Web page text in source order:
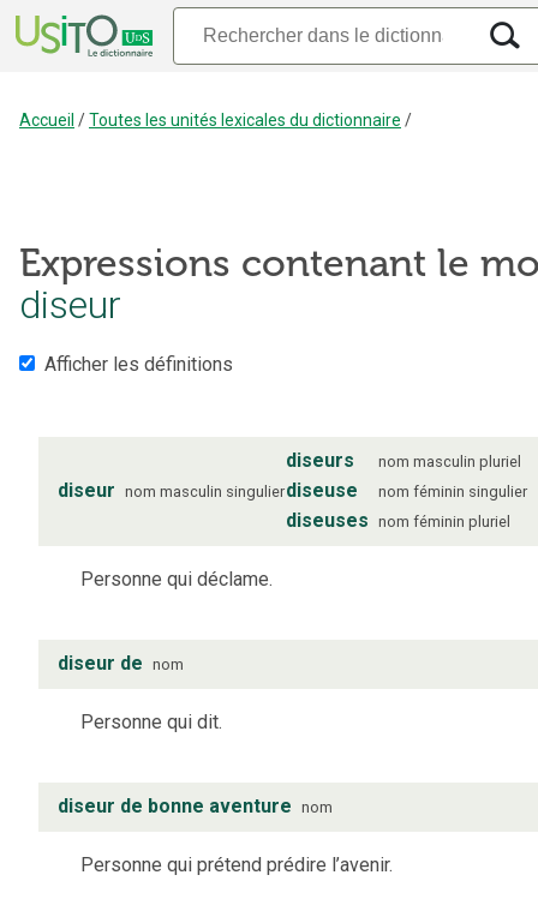
Accueil /Toutes les unités lexicales du dictionnaire /
Expressions contenant le
diseur
Afficher les définitions
diseur nom masculin singulier
diseurs nom masculin pluriel
diseuse nom féminin singulier
diseuses nom féminin pluriel
Personne qui déclame.
diseur de nom
Personne qui dit.
diseur de bonne aventure nom
Personne qui prétend prédire l’avenir.